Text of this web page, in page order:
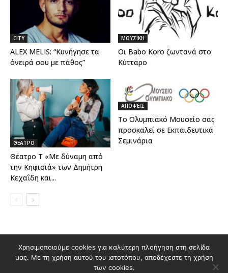
CITY
ALEX MELIS: “Κυνήγησε τα
όνειρά σου με πάθος”
ΜΟΥΣΙΚΗ
Οι Babo Koro ζωντανά στο
Κύτταρο
ΘΕΑΤΡΟ
Θέατρο Τ «Με δύναμη από
την Κηφισιά» των Δημήτρη
Κεχαΐδη και...
ΑΠΟΨΕΙΣ
Το Ολυμπιακό Μουσείο σας
προσκαλεί σε Εκπαιδευτικά
Σεμινάρια
Διαφημιστείτε στο Polis Magazino
Όροι χρήσης & Πολιτική Προστασίας Προσωπικών Δεδομένων
Επικοινωνία
Χρησιμοποιούμε cookies για καλύτερη πλοήγηση στη σελίδα
μας. Με τη χρήση αυτού του ιστοτόπου, αποδέχεστε τη χρήση
των cookies.